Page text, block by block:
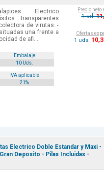
Electrico
transparentes
de virutas. -
una frente a
de afi...
Embalaje
10 Uds.
IVA aplicable
21%
Precio neto
1 ud.11
Ofertas
1 uds. 10
Electrico Doble Estandar y Maxi -
Deposito - Pilas Incluidas -